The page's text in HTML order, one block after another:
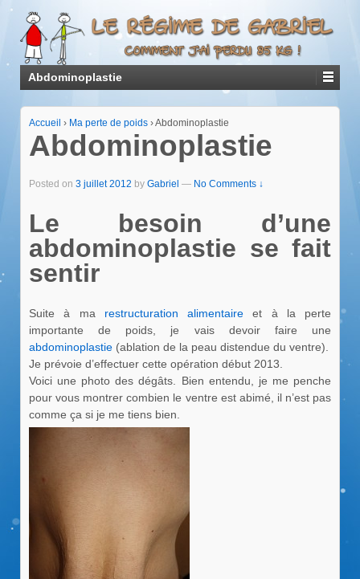
Abdominoplastie
Accueil › Ma perte de poids ›Abdominoplastie
Abdominoplastie
Posted on 3 juillet 2012 by Gabriel — No Comments ↓
Le besoin d’une
abdominoplastie se fait
sentir
Suite à ma restructuration alimentaire et à la perte
importante de poids, je vais devoir faire une
abdominoplastie (ablation de la peau distendue du ventre).
Je prévoie d’effectuer cette opération début 2013.
Voici une photo des dégâts. Bien entendu, je me penche
pour vous montrer combien le ventre est abimé, il n’est pas
comme ça si je me tiens bien.